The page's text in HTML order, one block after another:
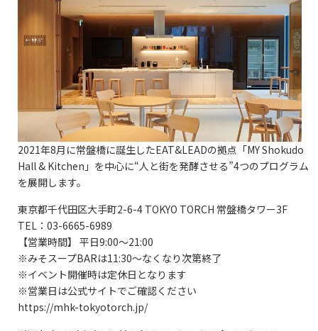
2021年8月に常盤橋に誕生したEAT&LEADの拠点「MY Shokudo
Hall & Kitchen」を中心に“人と街を発酵させる”4つのプログラム
を展開します。
東京都千代田区大手町2-6-4 TOKYO TORCH 常盤橋タワー3F
TEL：03-6665-6989
【営業時間】 平日9:00～21:00
※みそスープBARは11:30～なくなり次第終了
※イベント開催時は定休日となります
※営業日は公式サイトでご確認ください
https://mhk-tokyotorch.jp/